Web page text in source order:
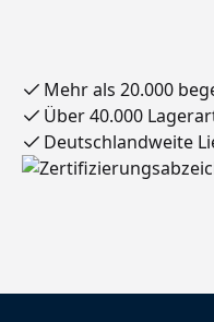
Mehr als 20.000
Über 40.000
Deutschlandweite